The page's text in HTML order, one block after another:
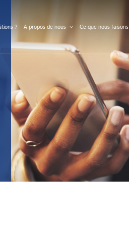
? A propos de nous Ce que nous faisons